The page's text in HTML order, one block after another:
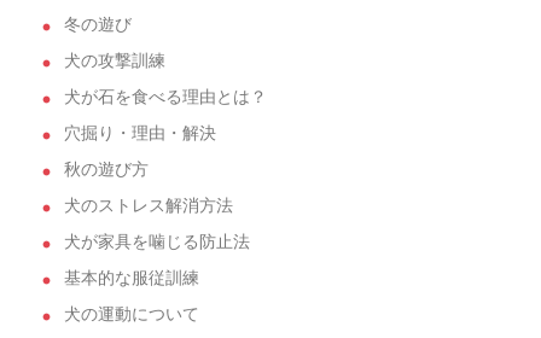
冬の遊び
犬の攻撃訓練
犬が石を食べる理由とは？
穴掘り・理由・解決
秋の遊び方
犬のストレス解消方法
犬が家具を噛じる防止法
基本的な服従訓練
犬の運動について